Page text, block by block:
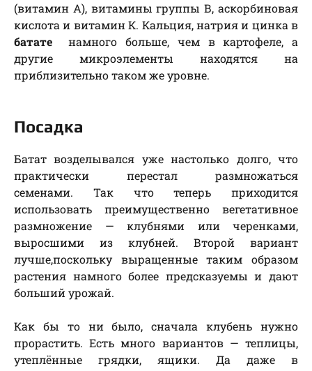
(витамин А), витамины группы В, аскорбиновая
кислота и витамин К. Кальция, натрия и цинка в
батате намного больше, чем в картофеле, а
другие микроэлементы находятся на
приблизительно таком же уровне.
Посадка
Батат возделывался уже настолько долго, что
практически перестал размножаться
семенами. Так что теперь приходится
использовать преимущественно вегетативное
размножение — клубнями или черенками,
выросшими из клубней. Второй вариант
лучше,поскольку выращенные таким образом
растения намного более предсказуемы и дают
больший урожай.
Как бы то ни было, сначала клубень нужно
прорастить. Есть много вариантов — теплицы,
утеплённые грядки, ящики. Да даже в